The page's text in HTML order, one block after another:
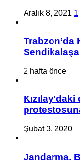
Aralık 8, 2021 1
Trabzon’da
2 hafta önce
Şubat 3, 2020
Jandarma,